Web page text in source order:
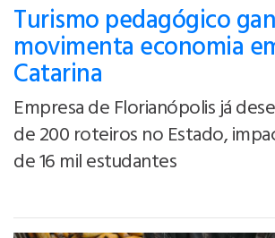
Turismo pedagógico
movimenta economia
Catarina
Empresa de Florianópolis já
de 200 roteiros no Estado,
de 16 mil estudantes